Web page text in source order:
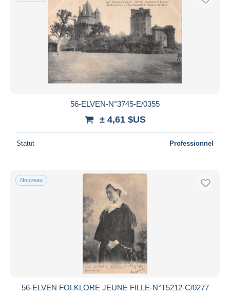
56-ELVEN-N°3745-E/0355
± 4,61 $US
Statut Professionnel
Nouveau
56-ELVEN FOLKLORE JEUNE FILLE-N°T5212-C/0277